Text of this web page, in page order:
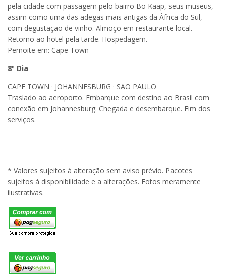
pela cidade com passagem pelo bairro Bo Kaap, seus museus,
assim como uma das adegas mais antigas da África do Sul,
com degustação de vinho. Almoço em restaurante local.
Retorno ao hotel pela tarde. Hospedagem.
Pernoite em: Cape Town
8º Dia
CAPE TOWN · JOHANNESBURG · SÃO PAULO
Traslado ao aeroporto. Embarque com destino ao Brasil com
conexão em Johannesburg. Chegada e desembarque. Fim dos
serviços.
* Valores sujeitos à alteração sem aviso prévio. Pacotes
sujeitos á disponibilidade e a alterações. Fotos meramente
ilustrativas.